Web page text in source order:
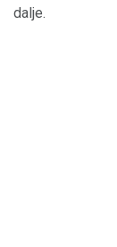
dalje.